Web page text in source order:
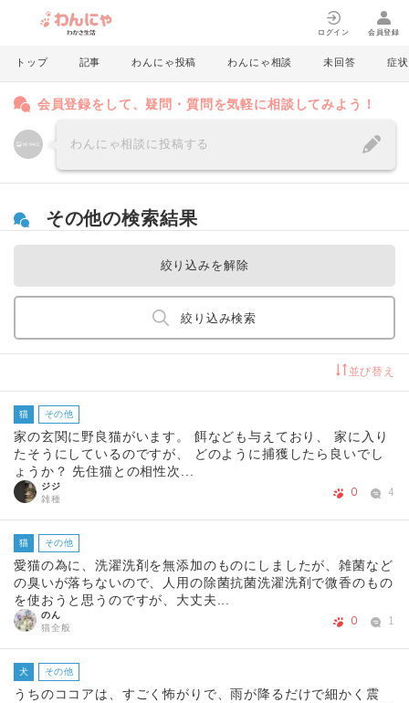
ログイン 会員登録
トップ 記事 わんにゃ投稿 わんにゃ相談 未回答 症状
会員登録をして、疑問・質問を気軽に相談してみよう！
わんにゃ相談に投稿する
その他の検索結果
絞り込みを解除
絞り込み検索
並び替え
猫 その他
家の玄関に野良猫がいます。 餌なども与えており、 家に入り
たそうにしているのですが、 どのように捕獲したら良いでし
ょうか？ 先住猫との相性次...
ジジ
雑種
0 4
猫 その他
愛猫の為に、洗濯洗剤を無添加のものにしましたが、雑菌など
の臭いが落ちないので、人用の除菌抗菌洗濯洗剤で微香のもの
を使おうと思うのですが、大丈夫...
のん
猫全般
0 1
犬 その他
うちのココアは、すごく怖がりで、雨が降るだけで細かく震